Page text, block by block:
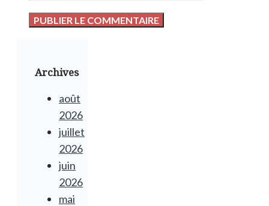
Archives
août
2026
juillet
2026
juin
2026
mai